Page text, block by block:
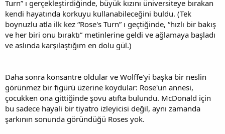
Turn” ı gerçekleştirdiğinde, büyük kızını üniversiteye bırakan
kendi hayatında korkuyu kullanabileceğini buldu. (Tek
boynuzlu atla ilk kez “Rose's Turn” ı geçtiğinde, “hızlı bir bakış
ve her biri onu bıraktı” metinlerine geldi ve ağlamaya başladı
ve aslında karşılaştığım en dolu gül.)
Daha sonra konsantre oldular ve Wolffe'yi başka bir neslin
görünmez bir figürü üzerine koydular: Rose'un annesi,
çocukken ona gittiğinde şovu atıfta bulundu. McDonald için
bu sadece hayali bir tiyatro izleyicisi değil, aynı zamanda
şarkının sonunda göründüğü Roses yok.